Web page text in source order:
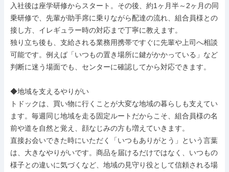
入社後は座学研修からスタート。その後、約1ヶ月半～2ヶ月の同
乗研修で、先輩が助手席に乗りながら配達の流れ、組合員様との
接し方、イレギュラー時の対応まで丁寧に教えます。
独り立ち後も、支給される業務用携帯ですぐに先輩や上司へ相談
可能です。例えば「いつもの置き場所に鍵がかかっている」など
判断に迷う場面でも、センターに確認してから対応できます。
◆地域を支えるやりがい
トドックは、買い物に行くことが大変な地域の暮らしも支えてい
ます。毎週同じ地域を走る固定ルートだからこそ、組合員様の名
前や道を自然と覚え、顔なじみの方も増えていきます。
直接お会いできた時にいただく「いつもありがとう」という言葉
は、大きなやりがいです。商品を届けるだけではなく、いつもの
様子との違いに気づくなど、地域の見守り役として信頼される場